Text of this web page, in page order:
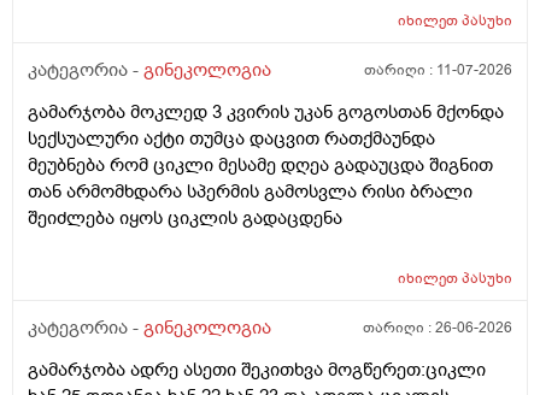
მენსტრუაცია 10 დღეა გადამიცდს,,, ორსულობას არ
თვე გავიდა... 9 ივლის რო დავორსულებოდი როგორ
ტკივილის ხან არა, შარდვის შემდეგ ტკივილი და
შებერილობის შეგრძმება...ჩემით ორციპოლი და
ნოშპაც დავლიეე.... რა უნდა ვქნა
იხილეთპასუხი
კატეგორია - გინეკოლოგია თარიღი : 11-07-2026
გამარჯობა მოკლედ 3 კვირის უკან გოგოსთან მქონდა
სექსუალური აქტი თუმცა დაცვით რათქმაუნდა
მეუბნება რომ ციკლი მესამე დღეა გადაუცდა შიგნით
თან არმომხდარა სპერმის გამოსვლა რისი ბრალი
შეიძლება იყოს ციკლის გადაცდენა
იხილეთპასუხი
კატეგორია - გინეკოლოგია თარიღი :26-06-2026
გამარჯობა ადრე ასეთი შეკითხვა მოგწერეთ:ციკლი